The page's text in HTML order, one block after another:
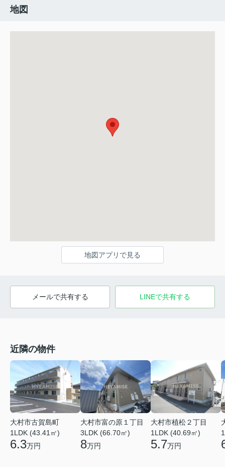
地図
地図アプリで見る
メールで共有する LINEで共有する
近隣の物件
大村市古賀島町
1LDK (43.41㎡)
6.3万円
大村市富の原１丁目
3LDK (66.70㎡)
8万円
大村市植松２丁目
1LDK (40.69㎡)
5.7万円